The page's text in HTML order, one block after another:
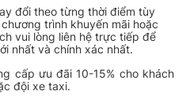
đổi theo từng thời điểm tùy
trình khuyến mãi hoặc
vui lòng liên hệ trực tiếp để
nhất và chính xác nhất.
cấp ưu đãi 10-15% cho khách
đội xe taxi.